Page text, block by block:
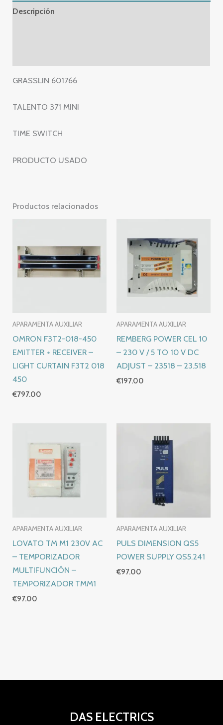
-
TIME
Descripción
GRASSLIN 601766
TALENTO 371 MINI
TIME SWITCH
PRODUCTO USADO
Productos relacionados
APARAMENTA AUXILIAR
OMRON F3T2-018-450
EMITTER + RECEIVER –
LIGHT CURTAIN F3T2 018
450
€797.00
APARAMENTA AUXILIAR
REMBERG POWER CEL 10
– 230 V / 5 TO 10 V DC
ADJUST – 23518 – 23.518
€197.00
APARAMENTA AUXILIAR
LOVATO TM M1 230V AC
– TEMPORIZADOR
MULTIFUNCIÓN –
TEMPORIZADOR TMM1
€97.00
APARAMENTA AUXILIAR
PULS DIMENSION QS5
POWER SUPPLY QS5.241
€97.00
DAS ELECTRICS